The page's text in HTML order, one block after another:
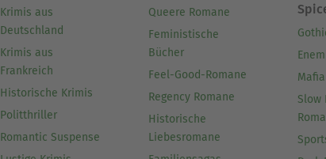
Krimis aus
Deutschland
Krimis aus
Frankreich
Historische Krimis
Politthriller
Romantic Suspense
Queere Romane
Feministische
Bücher
Feel-Good-Romane
Regency Romane
Historische
Liebesromane
Slow